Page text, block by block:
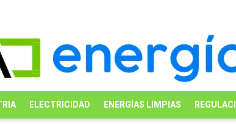
ELECTRICIDAD ENERGÍAS LIMPIAS